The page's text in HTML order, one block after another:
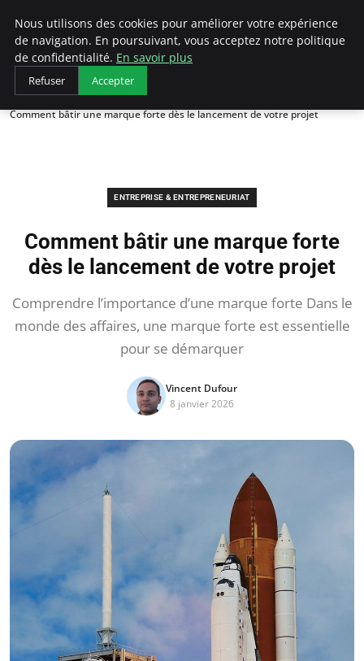
LECFCM
Accueil
Entreprise & Entrepreneuriat
Comment bâtir une marque forte dès le lancement de votre projet
ENTREPRISE & ENTREPRENEURIAT
Comment bâtir une marque forte
dès le lancement de votre projet
Comprendre l’importance d’une marque forte Dans le
monde des affaires, une marque forte est essentielle
pour se démarquer
Vincent Dufour
8 janvier 2026
Nous utilisons des cookies pour améliorer votre expérience
de navigation. En poursuivant, vous acceptez notre politique
de confidentialité. En savoir plus
Refuser Accepter